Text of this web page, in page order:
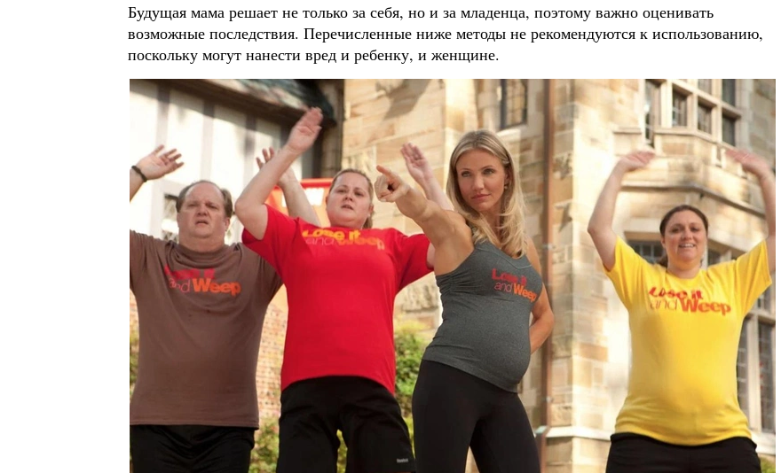
Будущая мама решает не только за себя, но и за младенца, поэтому важно оценивать
возможные последствия. Перечисленные ниже методы не рекомендуются к использованию,
поскольку могут нанести вред и ребенку, и женщине.